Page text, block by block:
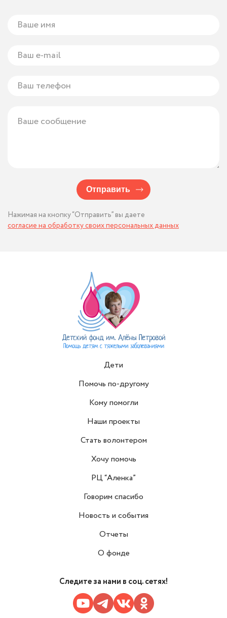
Отправить
Нажимая на кнопку “Отправить” вы даете
согласие на обработку своих персональных данных
Дети
Помочь по-другому
Кому помогли
Наши проекты
Стать волонтером
Хочу помочь
РЦ “Аленка”
Говорим спасибо
Новость и события
Отчеты
О фонде
Следите за нами в соц. сетях!